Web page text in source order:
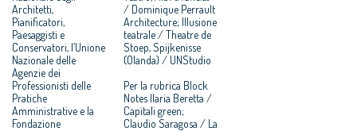
Architetti,
Pianificatori,
Paesaggisti e
Conservatori, l’Unione
Nazionale delle
Agenzie dei
Professionisti delle
Pratiche
Amministrative e la
Fondazione
/ Dominique Perrault
Architecture; Illusione
teatrale / Theatre de
Stoep, Spijkenisse
(Olanda) / UNStudio
Per la rubrica Block
Notes Ilaria Beretta /
Capitali green;
Claudio Saragosa / La